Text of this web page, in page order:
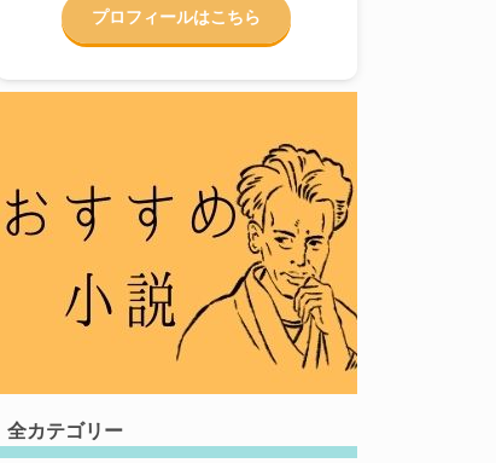
プロフィールはこちら
全カテゴリー